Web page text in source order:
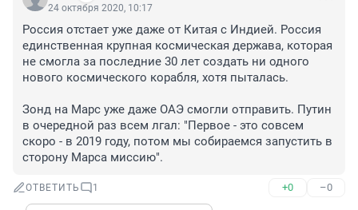
24 октября 2020, 10:17
Россия отстает уже даже от Китая с Индией. Россия
единственная крупная космическая держава, которая
не смогла за последние 30 лет создать ни одного
нового космического корабля, хотя пыталась.
Зонд на Марс уже даже ОАЭ смогли отправить. Путин
в очередной раз всем лгал: "Первое - это совсем
скоро - в 2019 году, потом мы собираемся запустить в
сторону Марса миссию".
ОТВЕТИТЬ 1 +0 –0